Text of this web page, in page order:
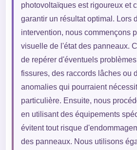
photovoltaïques est rigoureux et
garantir un résultat optimal. Lors
intervention, nous commençons
visuelle de l'état des panneaux.
de repérer d'éventuels
fissures, des raccords lâches ou
anomalies qui pourraient
particulière. Ensuite, nous
en utilisant des équipements
évitent tout risque
des panneaux. Nous utilisons